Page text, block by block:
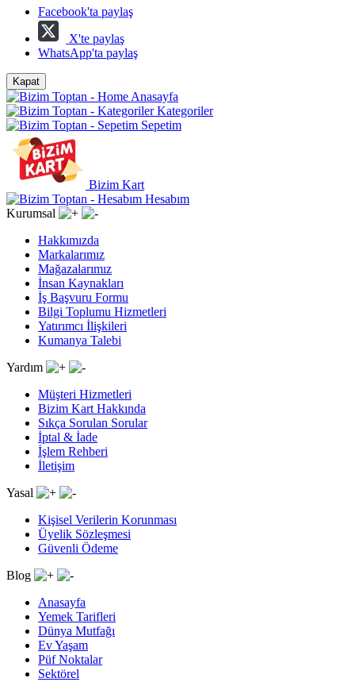
Facebook'ta paylaş
X'te paylaş
WhatsApp'ta paylaş
Kapat
Anasayfa
Kategoriler
Sepetim
Bizim Kart
Hesabım
Kurumsal
Hakkımızda
Markalarımız
Mağazalarımız
İnsan Kaynakları
İş Başvuru Formu
Bilgi Toplumu Hizmetleri
Yatırımcı İlişkileri
Kumanya Talebi
Yardım
Müşteri Hizmetleri
Bizim Kart Hakkında
Sıkça Sorulan Sorular
İptal & İade
İşlem Rehberi
İletişim
Yasal
Kişisel Verilerin Korunması
Üyelik Sözleşmesi
Güvenli Ödeme
Blog
Anasayfa
Yemek Tarifleri
Dünya Mutfağı
Ev Yaşam
Püf Noktalar
Sektörel